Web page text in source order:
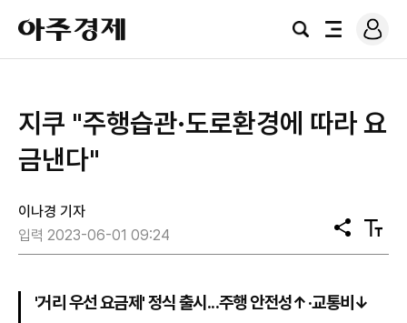
아
주
경
검
전
로
그
지쿠 "주행습관·도로환경에 따라 요
금낸다"
이나경 기자
입력 2023-06-01 09:24
공
유
텍
스
'거리 우선 요금제' 정식 출시...주행 안전성↑·교통비↓